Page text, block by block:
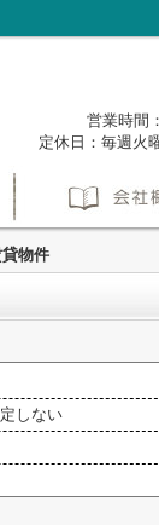
営業時間
定休日：毎週
物件
しない